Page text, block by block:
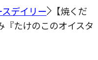
デイリー
【焼くだ
『たけのこのオイスタ